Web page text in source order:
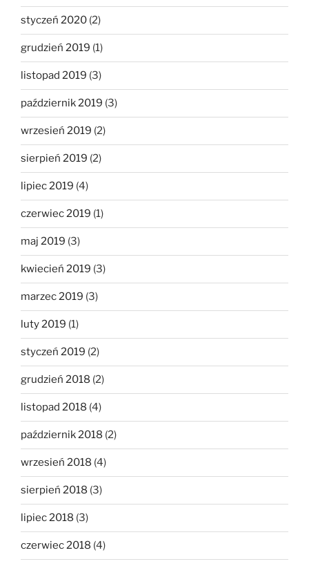
styczeń 2020 (2)
grudzień 2019 (1)
listopad 2019 (3)
październik 2019 (3)
wrzesień 2019 (2)
sierpień 2019 (2)
lipiec 2019 (4)
czerwiec 2019 (1)
maj 2019 (3)
kwiecień 2019 (3)
marzec 2019 (3)
luty 2019 (1)
styczeń 2019 (2)
grudzień 2018 (2)
listopad 2018 (4)
październik 2018 (2)
wrzesień 2018 (4)
sierpień 2018 (3)
lipiec 2018 (3)
czerwiec 2018 (4)